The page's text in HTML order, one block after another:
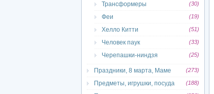
Трансформеры (30)
Феи (19)
Хелло Китти (51)
Человек паук (33)
Черепашки-ниндзя (25)
Праздники, 8 марта, Маме (273)
Предметы, игрушки, посуда (188)